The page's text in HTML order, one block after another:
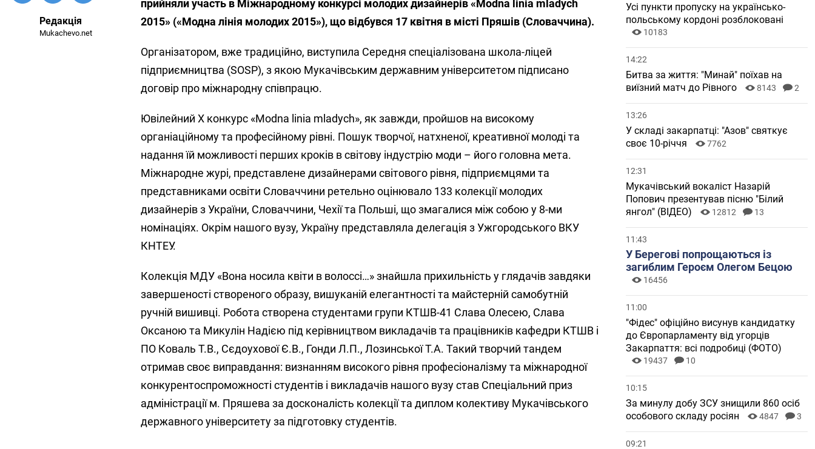
Редакція
Mukachevo.net
прийняли участь в Міжнародному конкурсі молодих дизайнерів «Modna linia mladych
2015» («Модна лінія молодих 2015»), що відбувся 17 квітня в місті Пряшів (Словаччина).
Організатором, вже традиційно, виступила Середня спеціалізована школа-ліцей
підприємництва (SOSP), з якою Мукачівським державним університетом підписано
договір про міжнародну співпрацю.
Ювілейний Х конкурс «Modna linia mladych», як завжди, пройшов на високому
органіаційному та професійному рівні. Пошук творчої, натхненої, креативної молоді та
надання їй можливості перших кроків в світову індустрію моди – його головна мета.
Міжнародне журі, представлене дизайнерами світового рівня, підприємцями та
представниками освіти Словаччини ретельно оцінювало 133 колекції молодих
дизайнерів з України, Словаччини, Чехії та Польші, що змагалися між собою у 8-ми
номінаціях. Окрім нашого вузу, Україну представляла делегація з Ужгородського ВКУ
КНТЕУ.
Колекція МДУ «Вона носила квіти в волоссі…» знайшла прихильність у глядачів завдяки
завершеності створеного образу, вишуканій елегантності та майстерній самобутній
ручній вишивці. Робота створена студентами групи КТШВ-41 Слава Олесею, Слава
Оксаною та Микулін Надією під керівництвом викладачів та працівників кафедри КТШВ і
ПО Коваль Т.В., Сєдоухової Є.В., Гонди Л.П., Лозинської Т.А. Такий творчий тандем
отримав своє виправдання: визнанням високого рівня професіоналізму та міжнародної
конкурентоспроможності студентів і викладачів нашого вузу став Спеціальний приз
адміністрації м. Пряшева за досконалість колекції та диплом колективу Мукачівського
державного університету за підготовку студентів.
Усі пункти пропуску на українсько-
польському кордоні розблоковані
10183
14:22
Битва за життя: "Минай" поїхав на
виїзний матч до Рівного
8143 2
13:26
У складі закарпатці: "Азов" святкує
своє 10-річчя
7762
12:31
Мукачівський вокаліст Назарій
Попович презентував пісню "Білий
янгол" (ВІДЕО)
12812 13
11:43
У Берегові попрощаються із
загиблим Героєм Олегом Бецою
16456
11:00
"Фідес" офіційно висунув кандидатку
до Європарламенту від угорців
Закарпаття: всі подробиці (ФОТО)
19437 10
10:15
За минулу добу ЗСУ знищили 860 осіб
особового складу росіян
4847 3
09:21